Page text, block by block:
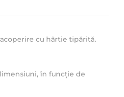
cu hârtie tipărită.
în funcție de